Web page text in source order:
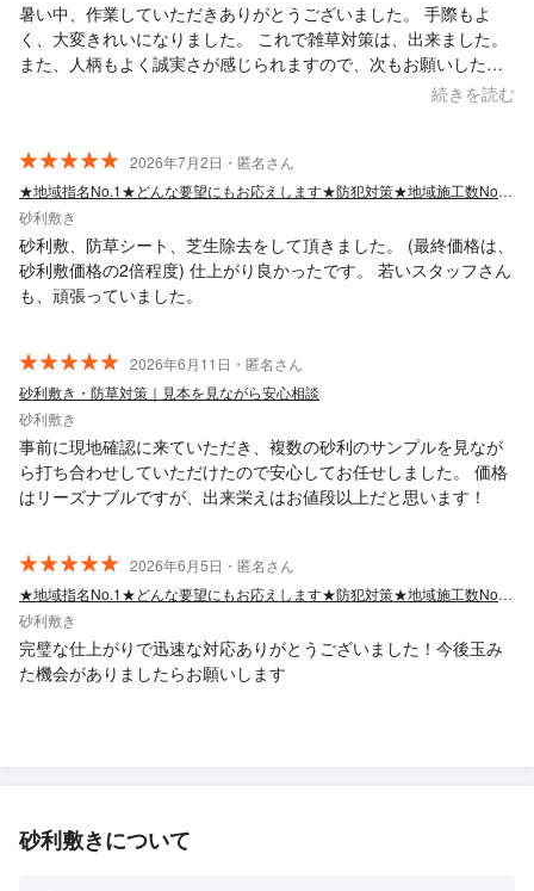
暑い中、作業していただきありがとうございました。 手際もよ
く、大変きれいになりました。 これで雑草対策は、出来ました。
また、人柄もよく誠実さが感じられますので、次もお願いしたい
続きを読む
2026年7月2日・匿名さん
★地域指名No.1★どんな要望にもお応えします★防犯対策★地域施工数No.1★
砂利敷き
砂利敷、防草シート、芝生除去をして頂きました。 (最終価格は、
砂利敷価格の2倍程度) 仕上がり良かったです。 若いスタッフさん
も、頑張っていました。
2026年6月11日・匿名さん
砂利敷き・防草対策｜見本を見ながら安心相談
砂利敷き
事前に現地確認に来ていただき、複数の砂利のサンプルを見なが
ら打ち合わせしていただけたので安心してお任せしました。 価格
はリーズナブルですが、出来栄えはお値段以上だと思います！
2026年6月5日・匿名さん
★地域指名No.1★どんな要望にもお応えします★防犯対策★地域施工数No.1★
砂利敷き
完璧な仕上がりで迅速な対応ありがとうございました！今後玉み
た機会がありましたらお願いします
砂利敷きについて